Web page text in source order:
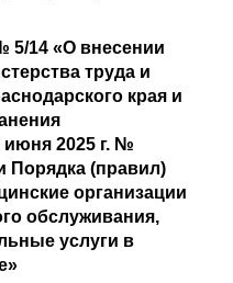
5/14 «О внесении
труда и
края и
июня 2025 г. №
Порядка (правил)
организации
обслуживания,
услуги в